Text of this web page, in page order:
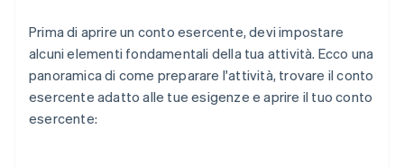
Prima di aprire un conto esercente, devi impostare
alcuni elementi fondamentali della tua attività. Ecco una
panoramica di come preparare l'attività, trovare il conto
esercente adatto alle tue esigenze e aprire il tuo conto
esercente: